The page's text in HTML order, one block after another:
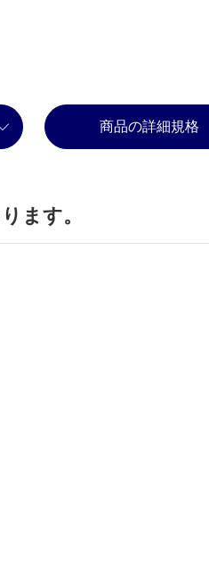
商品の詳細規格
ます。